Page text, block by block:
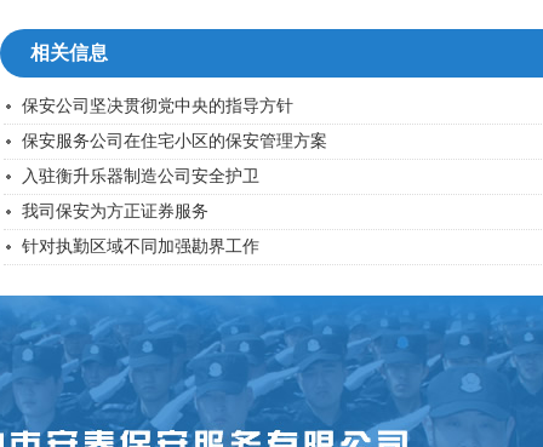
相关信息
保安公司坚决贯彻党中央的指导方针
保安服务公司在住宅小区的保安管理方案
入驻衡升乐器制造公司安全护卫
我司保安为方正证券服务
针对执勤区域不同加强勘界工作